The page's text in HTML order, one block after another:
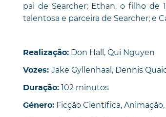
pai de Searcher; Ethan, o filho de
talentosa e parceira de Searcher; e
Realização: Don Hall, Qui Nguyen
Vozes: Jake Gyllenhaal, Dennis
Duração: 102 minutos
Género: Ficção Científica,